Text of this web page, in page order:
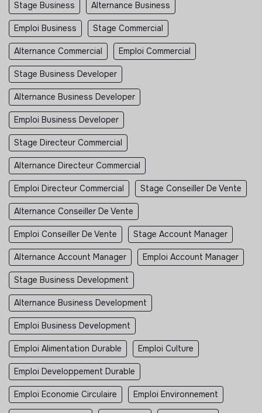
Stage Business Alternance Business
Emploi Business Stage Commercial
Alternance Commercial Emploi Commercial
Stage Business Developer
Alternance Business Developer
Emploi Business Developer
Stage Directeur Commercial
Alternance Directeur Commercial
Emploi Directeur Commercial Stage Conseiller De Vente
Alternance Conseiller De Vente
Emploi Conseiller De Vente Stage Account Manager
Alternance Account Manager Emploi Account Manager
Stage Business Development
Alternance Business Development
Emploi Business Development
Emploi Alimentation Durable Emploi Culture
Emploi Developpement Durable
Emploi Economie Circulaire Emploi Environnement